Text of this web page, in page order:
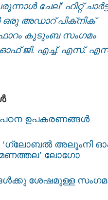
ചേല്’ ഹിറ്റ്
ഒരു അഡാറ് പിക്‌നിക്
കുടുംബ സംഗമം
ജി. എച്ച്. എസ്.
പഠന ഉപകരണങ്ങൾ
‘ഗ്ലോബൽ അലൂംനി
ലോഗോ
ശേഷമുള്ള